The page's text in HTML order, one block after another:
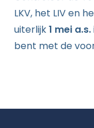
LKV, het LIV en
uiterlijk1 mei a.s.
bent met de